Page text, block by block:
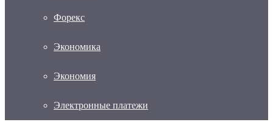
Форекс
Экономика
Экономия
Электронные платежи